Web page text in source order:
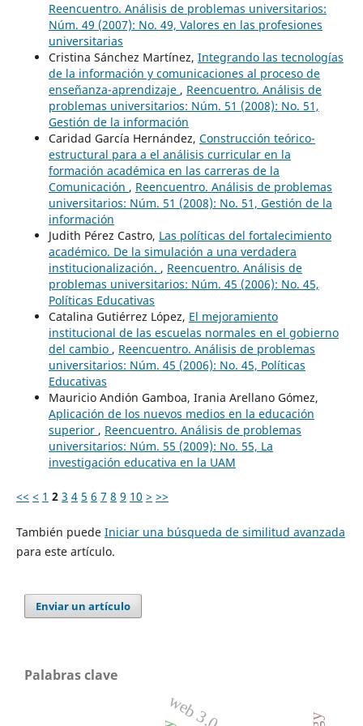
Reencuentro. Análisis de problemas universitarios:
Núm. 49 (2007): No. 49, Valores en las profesiones
universitarias
Cristina Sánchez Martínez, Integrando las tecnologías
de la información y comunicaciones al proceso de
enseñanza-aprendizaje , Reencuentro. Análisis de
problemas universitarios: Núm. 51 (2008): No. 51,
Gestión de la información
Caridad García Hernández, Construcción teórico-
estructural para a el análisis curricular en la
formación académica en las carreras de la
Comunicación , Reencuentro. Análisis de problemas
universitarios: Núm. 51 (2008): No. 51, Gestión de la
información
Judith Pérez Castro, Las políticas del fortalecimiento
académico. De la simulación a una verdadera
institucionalización. , Reencuentro. Análisis de
problemas universitarios: Núm. 45 (2006): No. 45,
Políticas Educativas
Catalina Gutiérrez López, El mejoramiento
institucional de las escuelas normales en el gobierno
del cambio , Reencuentro. Análisis de problemas
universitarios: Núm. 45 (2006): No. 45, Políticas
Educativas
Mauricio Andión Gamboa, Irania Arellano Gómez,
Aplicación de los nuevos medios en la educación
superior , Reencuentro. Análisis de problemas
universitarios: Núm. 55 (2009): No. 55, La
investigación educativa en la UAM
<< < 1 2 3 4 5 6 7 8 9 10 > >>
También puede Iniciar una búsqueda de similitud avanzada
para este artículo.
Enviar un artículo
Palabras clave
web 3.0